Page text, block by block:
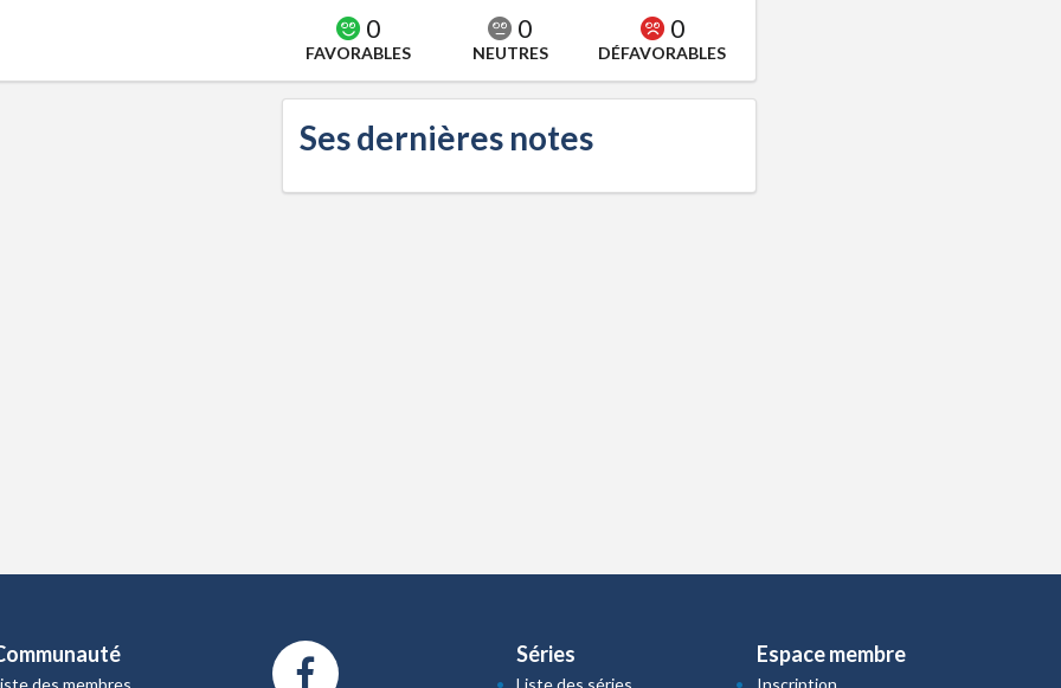
0
FAVORABLES
0
NEUTRES
0
DÉFAVORABLES
Ses dernières notes
des membres
Séries
Liste des séries
Espace membre
Inscription